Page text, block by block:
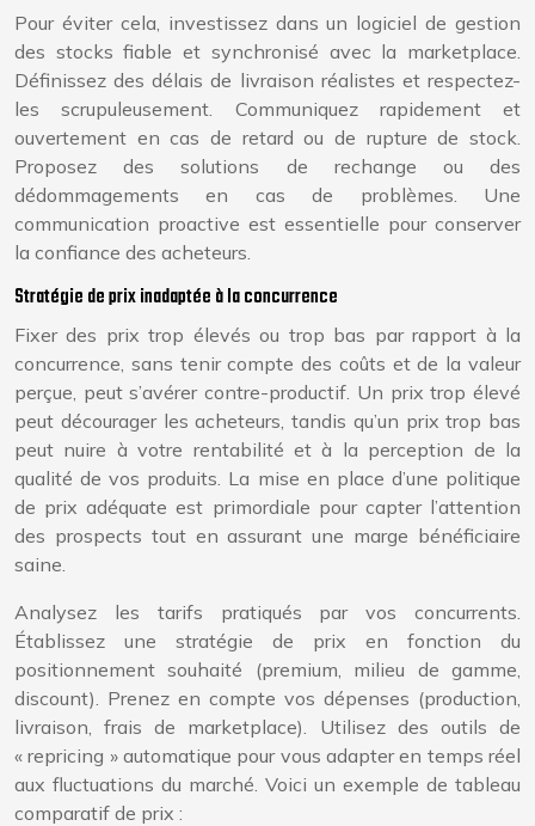
Pour éviter cela, investissez dans un logiciel de gestion
des stocks fiable et synchronisé avec la marketplace.
Définissez des délais de livraison réalistes et respectez-
les scrupuleusement. Communiquez rapidement et
ouvertement en cas de retard ou de rupture de stock.
Proposez des solutions de rechange ou des
dédommagements en cas de problèmes. Une
communication proactive est essentielle pour conserver
la confiance des acheteurs.
Stratégie de prix inadaptée à la concurrence
Fixer des prix trop élevés ou trop bas par rapport à la
concurrence, sans tenir compte des coûts et de la valeur
perçue, peut s’avérer contre-productif. Un prix trop élevé
peut décourager les acheteurs, tandis qu’un prix trop bas
peut nuire à votre rentabilité et à la perception de la
qualité de vos produits. La mise en place d’une politique
de prix adéquate est primordiale pour capter l’attention
des prospects tout en assurant une marge bénéficiaire
saine.
Analysez les tarifs pratiqués par vos concurrents.
Établissez une stratégie de prix en fonction du
positionnement souhaité (premium, milieu de gamme,
discount). Prenez en compte vos dépenses (production,
livraison, frais de marketplace). Utilisez des outils de
« repricing » automatique pour vous adapter en temps réel
aux fluctuations du marché. Voici un exemple de tableau
comparatif de prix :